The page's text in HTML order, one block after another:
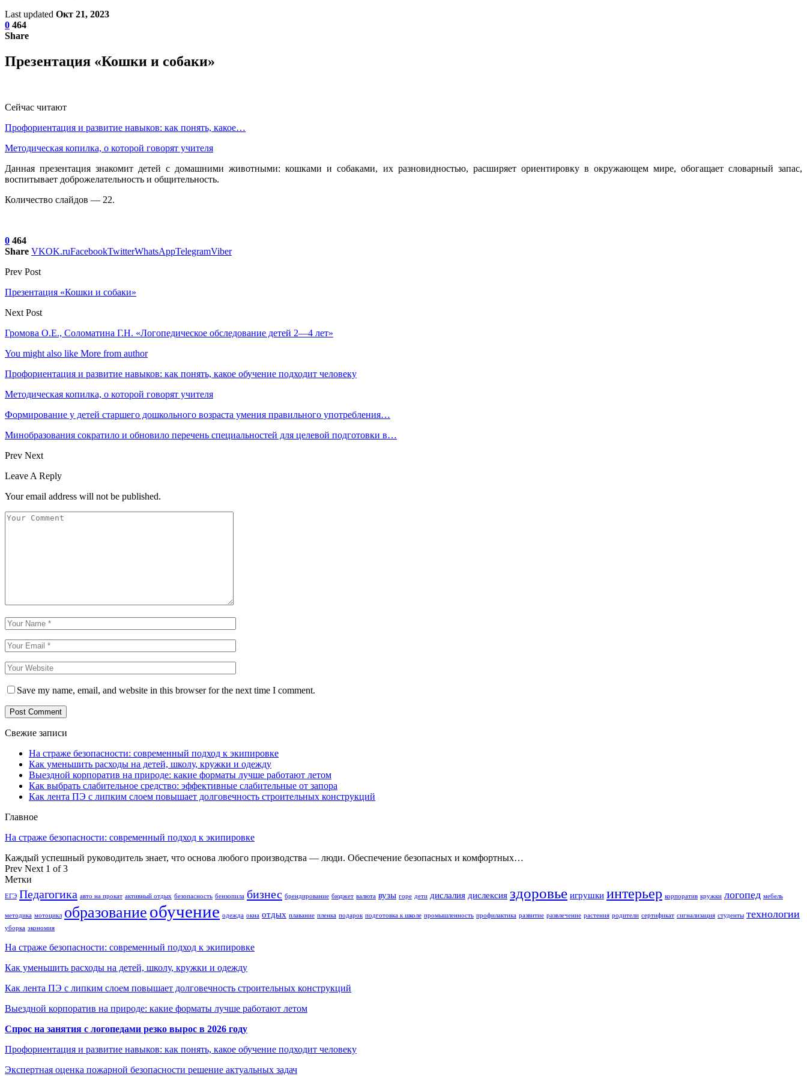
Last updated Окт 21, 2023
0 464
Share
Презентация «Кошки и собаки»
Сейчас читают
Профориентация и развитие навыков: как понять, какое…
Методическая копилка, о которой говорят учителя
Данная презентация знакомит детей с домашними животными: кошками и собаками, их разновидностью, расширяет ориентировку в окружающем мире, обогащает словарный запас,
воспитывает доброжелательность и общительность.
Количество слайдов — 22.
0 464
Share VKOK.ruFacebookTwitterWhatsAppTelegramViber
Prev Post
Презентация «Кошки и собаки»
Next Post
Громова О.Е., Соломатина Г.Н. «Логопедическое обследование детей 2—4 лет»
You might also like More from author
Профориентация и развитие навыков: как понять, какое обучение подходит человеку
Методическая копилка, о которой говорят учителя
Формирование у детей старшего дошкольного возраста умения правильного употребления…
Минобразования сократило и обновило перечень специальностей для целевой подготовки в…
Prev Next
Leave A Reply
Your email address will not be published.
Save my name, email, and website in this browser for the next time I comment.
Свежие записи
На страже безопасности: современный подход к экипировке
Как уменьшить расходы на детей, школу, кружки и одежду
Выездной корпоратив на природе: какие форматы лучше работают летом
Как выбрать слабительное средство: эффективные слабительные от запора
Как лента ПЭ с липким слоем повышает долговечность строительных конструкций
Главное
На страже безопасности: современный подход к экипировке
Каждый успешный руководитель знает, что основа любого производства — люди. Обеспечение безопасных и комфортных…
Prev Next 1 of 3
Метки
ЕГЭ Педагогика авто на прокат активный отдых безопасность бензопила бизнес брендирование бюджет валюта вузы горе дети дислалия дислексия здоровье игрушки интерьер корпоратив кружки логопед мебель
методика мотоцикл образование обучение одежда окна отдых плавание пленка подарок подготовка к школе промышленность профилактика развитие развлечение растения родители сертификат сигнализация студенты технологии
уборка экономия
На страже безопасности: современный подход к экипировке
Как уменьшить расходы на детей, школу, кружки и одежду
Как лента ПЭ с липким слоем повышает долговечность строительных конструкций
Выездной корпоратив на природе: какие форматы лучше работают летом
Спрос на занятия с логопедами резко вырос в 2026 году
Профориентация и развитие навыков: как понять, какое обучение подходит человеку
Экспертная оценка пожарной безопасности решение актуальных задач